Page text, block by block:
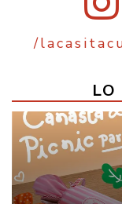
/
LO